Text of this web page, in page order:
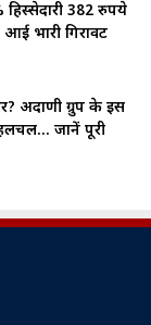
382 रुपये
भारी गिरावट
अदाणी ग्रुप के इस
जानें पूरी